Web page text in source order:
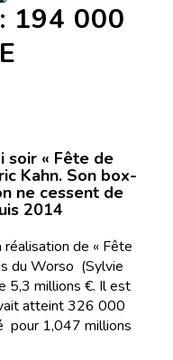
194 000
soir « Fête de
Kahn. Son box-
ne cessent de
2014
de « Fête
du Worso (Sylvie
5,3 millions €. Il est
atteint 326 000
pour 1,047 millions